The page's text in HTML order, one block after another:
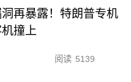
再暴露！特朗普专机
撞上
阅读 5139